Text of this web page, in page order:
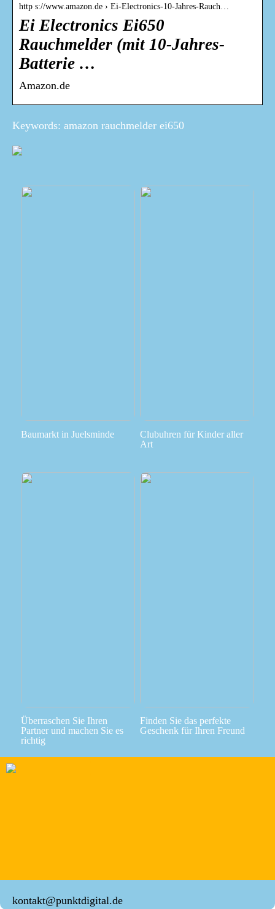
http s://www.amazon.de › Ei-Electronics-10-Jahres-Rauch…
Ei Electronics Ei650
Rauchmelder (mit 10-Jahres-
Batterie …
Amazon.de
Keywords: amazon rauchmelder ei650
Baumarkt in Juelsminde
Clubuhren für Kinder aller
Art
Überraschen Sie Ihren
Partner und machen Sie es
richtig
Finden Sie das perfekte
Geschenk für Ihren Freund
kontakt@punktdigital.de